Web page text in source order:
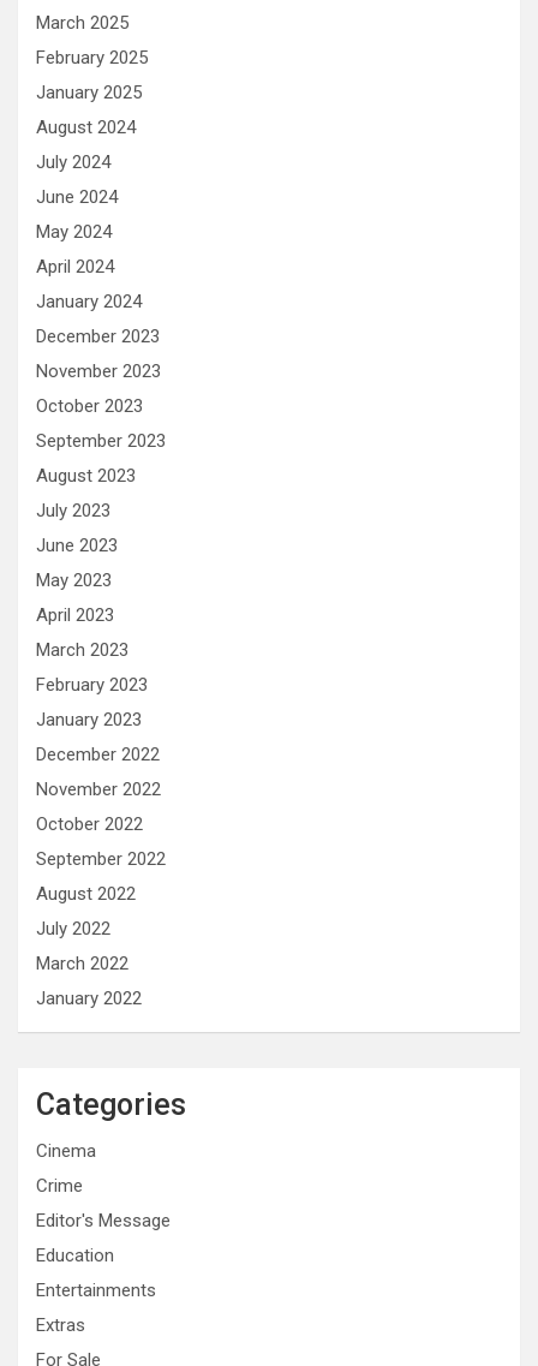
March 2025
February 2025
January 2025
August 2024
July 2024
June 2024
May 2024
April 2024
January 2024
December 2023
November 2023
October 2023
September 2023
August 2023
July 2023
June 2023
May 2023
April 2023
March 2023
February 2023
January 2023
December 2022
November 2022
October 2022
September 2022
August 2022
July 2022
March 2022
January 2022
Categories
Cinema
Crime
Editor's Message
Education
Entertainments
Extras
For Sale